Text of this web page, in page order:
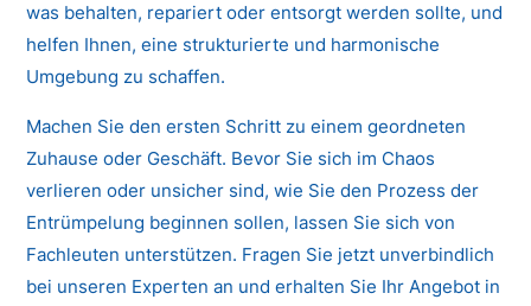
was behalten, repariert oder entsorgt werden sollte, und
helfen Ihnen, eine strukturierte und harmonische
Umgebung zu schaffen.
Machen Sie den ersten Schritt zu einem geordneten
Zuhause oder Geschäft. Bevor Sie sich im Chaos
verlieren oder unsicher sind, wie Sie den Prozess der
Entrümpelung beginnen sollen, lassen Sie sich von
Fachleuten unterstützen. Fragen Sie jetzt unverbindlich
bei unseren Experten an und erhalten Sie Ihr Angebot in